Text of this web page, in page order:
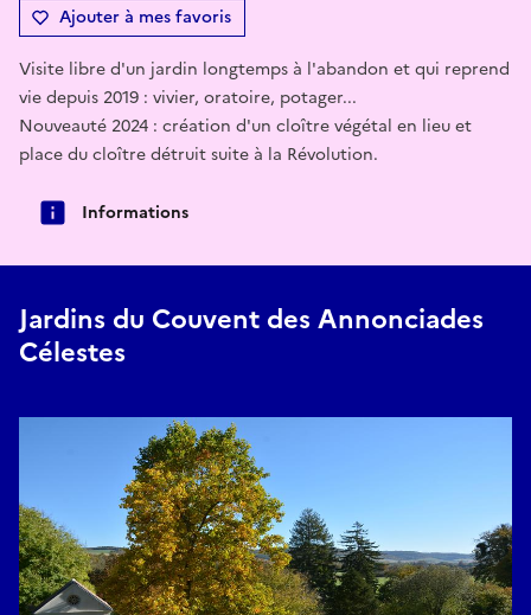
Ajouter à mes favoris
Visite libre d'un jardin longtemps à l'abandon et qui reprend
vie depuis 2019 : vivier, oratoire, potager...
Nouveauté 2024 : création d'un cloître végétal en lieu et
place du cloître détruit suite à la Révolution.
Informations
Jardins du Couvent des Annonciades
Célestes